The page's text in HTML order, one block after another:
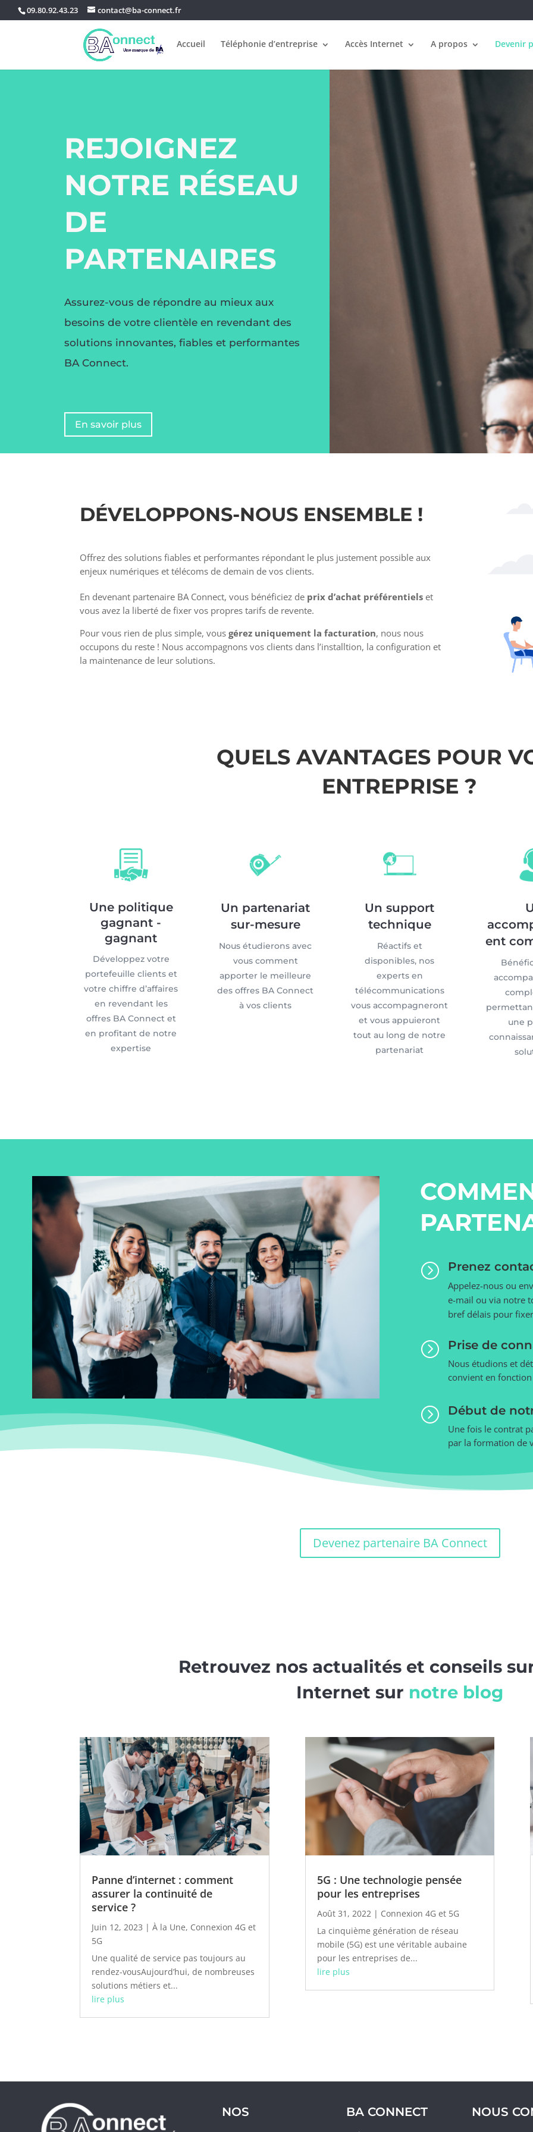
09.80.92.43.23 contact@ba-connect.fr
Accueil Téléphonie d’entreprise Accès Internet A propos Devenir
REJOIGNEZ
NOTRE RÉSEAU
DE
PARTENAIRES
Assurez-vous de répondre au mieux aux
besoins de votre clientèle en revendant des
solutions innovantes, fiables et performantes
BA Connect.
En savoir plus
DÉVELOPPONS-NOUS ENSEMBLE !
Offrez des solutions fiables et performantes répondant le plus justement possible aux
enjeux numériques et télécoms de demain de vos clients.
En devenant partenaire BA Connect, vous bénéficiez de prix d’achat préférentiels et
vous avez la liberté de fixer vos propres tarifs de revente.
Pour vous rien de plus simple, vousgérez uniquement la facturation, nous nous
occupons du reste ! Nous accompagnons vos clients dans l’installtion, la configuration et
la maintenance de leur solutions.
QUELS AVANTAGES POUR
ENTREPRISE ?
Une politique
gagnant -
gagnant
Développez votre
portefeuille clients et
votre chiffre d’affaires
en revendant les
offres BA Connect et
en profitant de notre
expertise
Un partenariat
sur-mesure
Nous étudierons avec
vous comment
apporter le meilleure
des offres BA Connect
à vos clients
Un support
technique
Réactifs et
disponibles, nos
experts en
télécommunications
vous accompagneront
et vous appuieront
tout au long de notre
partenariat
ent
une
= Prenez
Appelez-nous ou
e-mail ou via notre
bref délais pour
= Prise de
Nous étudions et
convient en
= Début de
Une fois le contrat
par la formation de
Devenez partenaire BA Connect
Retrouvez nos actualités et conseils
Internet sur notre blog
Panne d’internet : comment
assurer la continuité de
service ?
Juin 12, 2023 |À la Une, Connexion 4G et
5G
Une qualité de service pas toujours au
rendez-vousAujourd’hui, de nombreuses
solutions métiers et...
lire plus
5G : Une technologie pensée
pour les entreprises
Août 31, 2022| Connexion 4G et 5G
La cinquième génération de réseau
mobile (5G) est une véritable aubaine
pour les entreprises de...
lire plus
NOS
BA CONNECT NOUS